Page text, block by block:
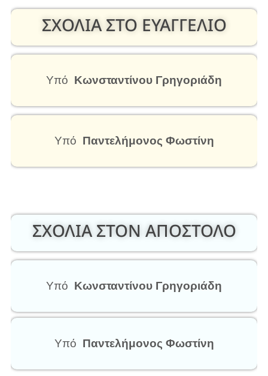
ΣΧΟΛΙΑ ΣΤΟ ΕΥΑΓΓΕΛΙΟ
Υπό Κωνσταντίνου Γρηγοριάδη
Υπό Παντελήμονος Φωστίνη
ΣΧΟΛΙΑ ΣΤΟΝ ΑΠΟΣΤΟΛΟ
Υπό Κωνσταντίνου Γρηγοριάδη
Υπό Παντελήμονος Φωστίνη